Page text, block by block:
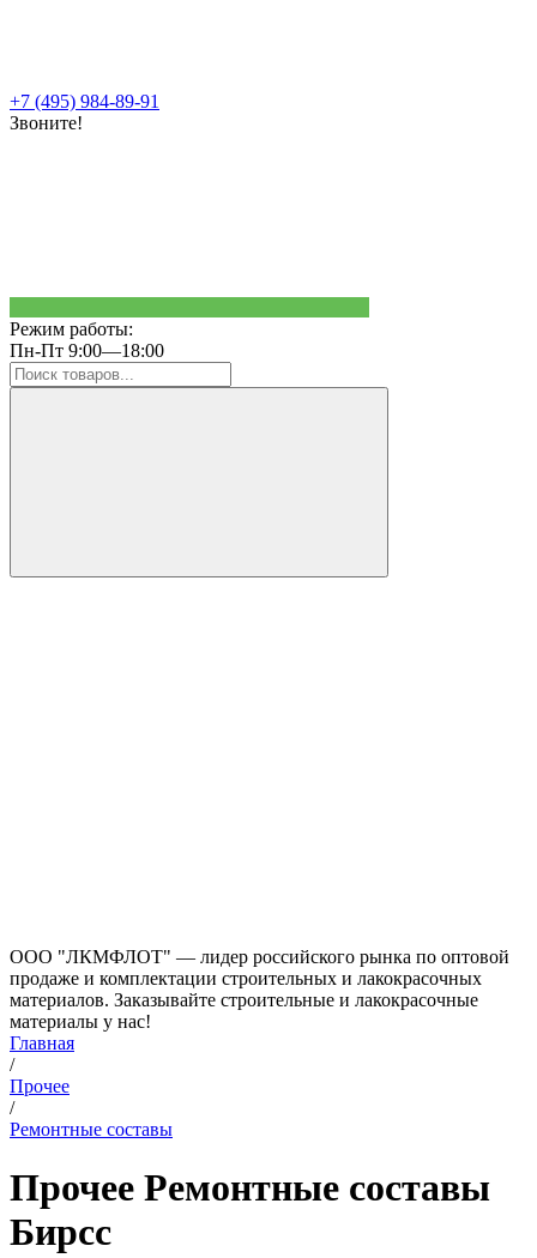
+7 (495) 984-89-91
Звоните!
Режим работы:
Пн-Пт 9:00—18:00
ООО "ЛКМФЛОТ" — лидер российского рынка по оптовой
продаже и комплектации строительных и лакокрасочных
материалов. Заказывайте строительные и лакокрасочные
материалы у нас!
Главная
/
Прочее
/
Ремонтные составы
Прочее Ремонтные составы
Бирсс